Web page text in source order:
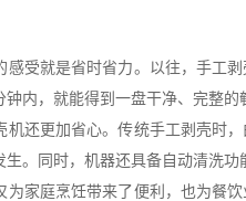
就是省时省力。以往，手工剥
钟内，就能得到一盘干净、完整
更加省心。传统手工剥壳时，
。同时，机器还具备自动清洗
庭烹饪带来了便利，也为餐饮